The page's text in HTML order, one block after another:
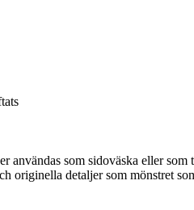
användas som sidoväska eller
originella detaljer som mönstret